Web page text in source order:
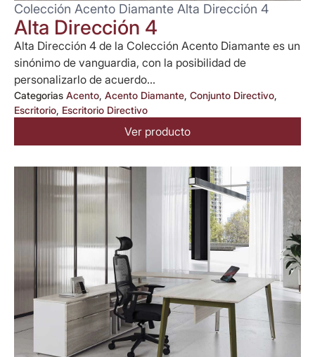
Colección Acento Diamante Alta Dirección 4
Alta Dirección 4
Alta Dirección 4 de la Colección Acento Diamante es un
sinónimo de vanguardia, con la posibilidad de
personalizarlo de acuerdo...
Categorias Acento, Acento Diamante, Conjunto Directivo,
Escritorio, Escritorio Directivo
Ver producto